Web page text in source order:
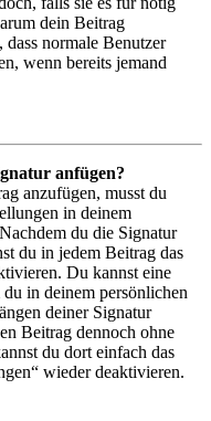
dein Beitrag
normale Benutzer
wenn bereits jemand
anfügen?
anzufügen, musst du
in deinem
du die Signatur
du in jedem Beitrag das
Du kannst eine
in deinem persönlichen
deiner Signatur
Beitrag dennoch ohne
du dort einfach das
wieder deaktivieren.